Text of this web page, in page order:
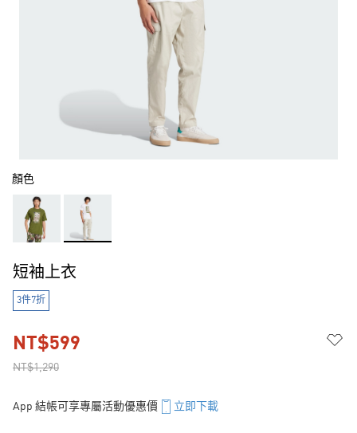
顏色
短袖上衣
3件7折
NT$1,290
NT$599
App 結帳可享專屬活動優惠價 立即下載